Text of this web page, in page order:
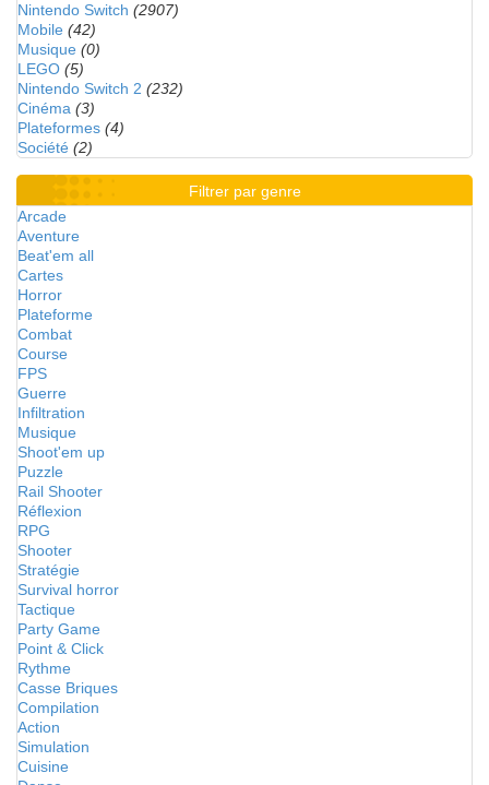
Nintendo Switch (2907)
Mobile (42)
Musique (0)
LEGO (5)
Nintendo Switch 2 (232)
Cinéma (3)
Plateformes (4)
Société (2)
Filtrer par genre
Arcade
Aventure
Beat'em all
Cartes
Horror
Plateforme
Combat
Course
FPS
Guerre
Infiltration
Musique
Shoot'em up
Puzzle
Rail Shooter
Réflexion
RPG
Shooter
Stratégie
Survival horror
Tactique
Party Game
Point & Click
Rythme
Casse Briques
Compilation
Action
Simulation
Cuisine